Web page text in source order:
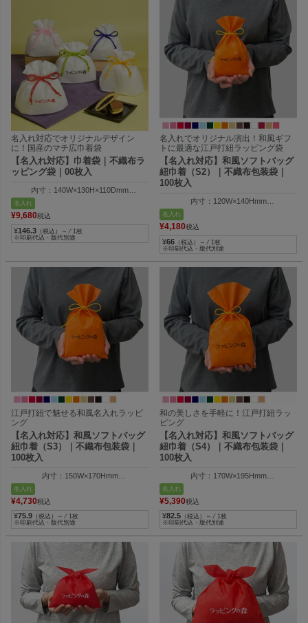
名入れ対応でオリジナルデザイン
に！国産のマチ広巾着袋
【名入れ対応】巾着袋｜不織布ラ
ッピング袋｜00枚入
内寸：140W×130H×110Dmm
外寸：140W×205H×110Dmm
名入れ
¥9,680税込
¥146.3 （税込）～ ⁄ 1枚
※印刷代込・版代別途
名入れでオリジナル演出！和風ギフ
トに最適な江戸打紐ラッピング袋
【名入れ対応】和風ソフトバッグ
紐巾着（S2）｜不織布包装袋｜
100枚入
内寸：120W×140Hmm
名入れ
¥4,180税込
¥66 （税込）～ ⁄ 1枚
※印刷代込・版代別途
江戸打紐で魅せる和風名入れラッピ
ング
【名入れ対応】和風ソフトバッグ
紐巾着（S3）｜不織布包装袋｜
100枚入
内寸：150W×170Hmm
名入れ
¥4,730税込
¥75.9 （税込）～ ⁄ 1枚
※印刷代込・版代別途
和の美しさを手軽に！江戸打紐ラッ
ピング
【名入れ対応】和風ソフトバッグ
紐巾着（S4）｜不織布包装袋｜
100枚入
内寸：170W×195Hmm
名入れ
¥5,390税込
¥82.5 （税込）～ ⁄ 1枚
※印刷代込・版代別途